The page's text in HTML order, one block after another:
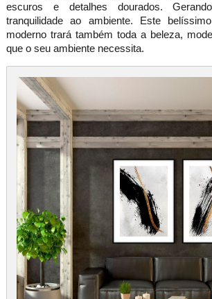
escuros e detalhes dourados.
tranquilidade ao ambiente. Este
moderno trará também toda a beleza,
que o seu ambiente necessita.